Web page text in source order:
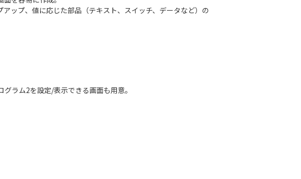
ップ、値に応じた部品（テキスト、スイッチ、データなど）の
ラム2を設定/表示できる画面も用意。